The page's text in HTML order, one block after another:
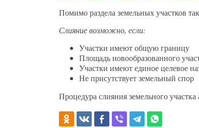
Помимо раздела земельных участков
Слияние возможно, если:
Участки имеют общую границу
Площадь новообразованного
Участки имеют единое целевое
Не присутствует земельный спор
Процедура слияния земельного